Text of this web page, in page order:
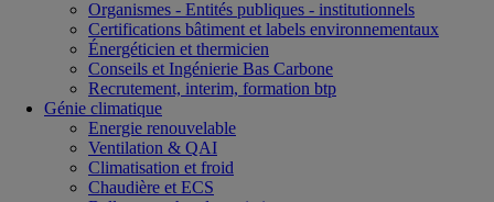
Organismes - Entités publiques - institutionnels
Certifications bâtiment et labels environnementaux
Énergéticien et thermicien
Conseils et Ingénierie Bas Carbone
Recrutement, interim, formation btp
Génie climatique
Energie renouvelable
Ventilation & QAI
Climatisation et froid
Chaudière et ECS